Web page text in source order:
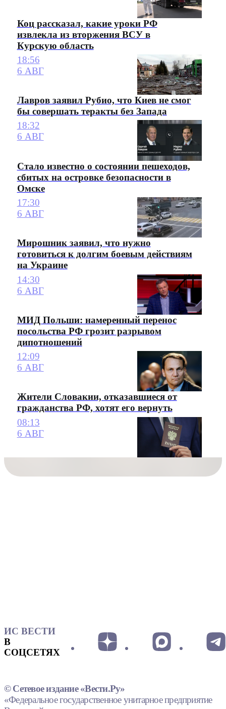
Коц рассказал, какие уроки РФ
извлекла из вторжения ВСУ в
Курскую область
18:56
6 АВГ
Лавров заявил Рубио, что Киев не смог
бы совершать теракты без Запада
18:32
6 АВГ
Стало известно о состоянии пешеходов,
сбитых на островке безопасности в
Омске
17:30
6 АВГ
Мирошник заявил, что нужно
готовиться к долгим боевым действиям
на Украине
14:30
6 АВГ
МИД Польши: намеренный перенос
посольства РФ грозит разрывом
дипотношений
12:09
6 АВГ
Жители Словакии, отказавшиеся от
гражданства РФ, хотят его вернуть
08:13
6 АВГ
ИС ВЕСТИ
В
СОЦСЕТЯХ
© Сетевое издание «Вести.Ру»
«Федеральное государственное унитарное предприятие